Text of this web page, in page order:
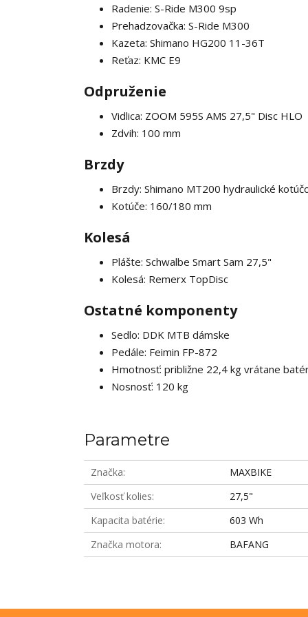
Radenie: S-Ride M300 9sp
Prehadzovačka: S-Ride M300
Kazeta: Shimano HG200 11-36T
Reťaz: KMC E9
Odpruženie
Vidlica: ZOOM 595S AMS 27,5" Disc HLO
Zdvih: 100 mm
Brzdy
Brzdy: Shimano MT200 hydraulické
Kotúče: 160/180 mm
Kolesá
Plášte: Schwalbe Smart Sam 27,5"
Kolesá: Remerx TopDisc
Ostatné komponenty
Sedlo: DDK MTB dámske
Pedále: Feimin FP-872
Hmotnosť: približne 22,4 kg vrátane
Nosnosť: 120 kg
Parametre
Značka
MAXBIKE
Veľkosť kolies
27,5"
Kapacita batérie
603 Wh
Značka motora
BAFANG